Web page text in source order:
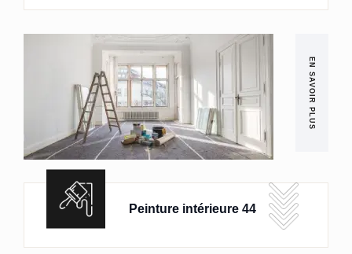
EN SAVOIR PLUS
Peinture intérieure 44